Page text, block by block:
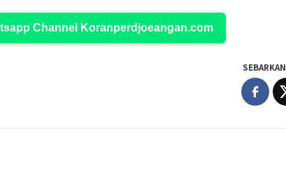
Channel Koranperdjoeangan.com
SEBARKAN